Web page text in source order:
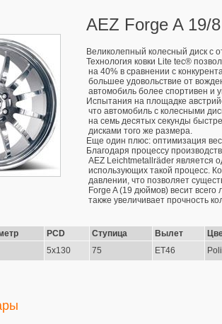
AEZ Forge A 19/
Великолепный колесный диск с
Технология ковки Lite tec®
на 40% в сравнении с
большее удовольствие от
автомобиль более спортивен и
Испытания на площадке
что автомобиль с колесными
на семь десятых секунды
дисками того же размера.
Еще один плюс: оптимизация
Благодаря процессу
AEZ Leichtmetallräder является
использующих такой процесс.
давлении, что позволяет
Forge A (19 дюймов) весит всего
также увеличивает прочность
PCD Ступица Вылет
5x130 75 ET46